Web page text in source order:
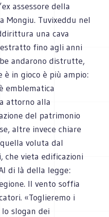
assessore della
Mongiu. Tuvixeddu nel
una cava
fino agli anni
andarono distrutte,
in gioco è più ampio:
emblematica
attorno alla
del patrimonio
altre invece chiare
voluta dal
che vieta edificazioni
di là della legge:
Il vento soffia
«Toglieremo i
slogan dei